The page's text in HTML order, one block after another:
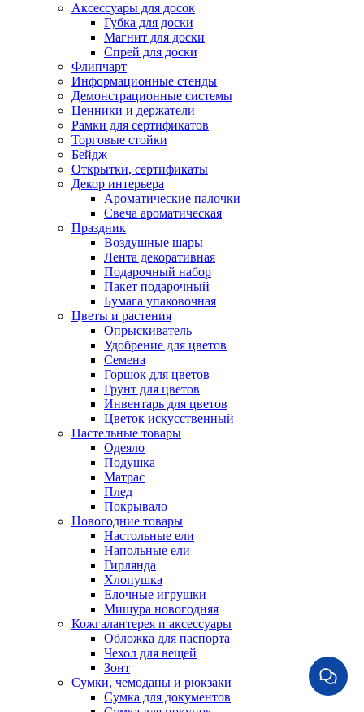
Аксессуары для досок
Губка для доски
Магнит для доски
Спрей для доски
Флипчарт
Информационные стенды
Демонстрационные системы
Ценники и держатели
Рамки для сертификатов
Торговые стойки
Бейдж
Открытки, сертификаты
Декор интерьера
Ароматические палочки
Свеча ароматическая
Праздник
Воздушные шары
Лента декоративная
Подарочный набор
Пакет подарочный
Бумага упаковочная
Цветы и растения
Опрыскиватель
Удобрение для цветов
Семена
Горшок для цветов
Грунт для цветов
Инвентарь для цветов
Цветок искусственный
Пастельные товары
Одеяло
Подушка
Матрас
Плед
Покрывало
Новогодние товары
Настольные ели
Напольные ели
Гирлянда
Хлопушка
Елочные игрушки
Мишура новогодняя
Кожгалантерея и аксессуары
Обложка для паспорта
Чехол для вещей
Зонт
Сумки, чемоданы и рюкзаки
Сумка для документов